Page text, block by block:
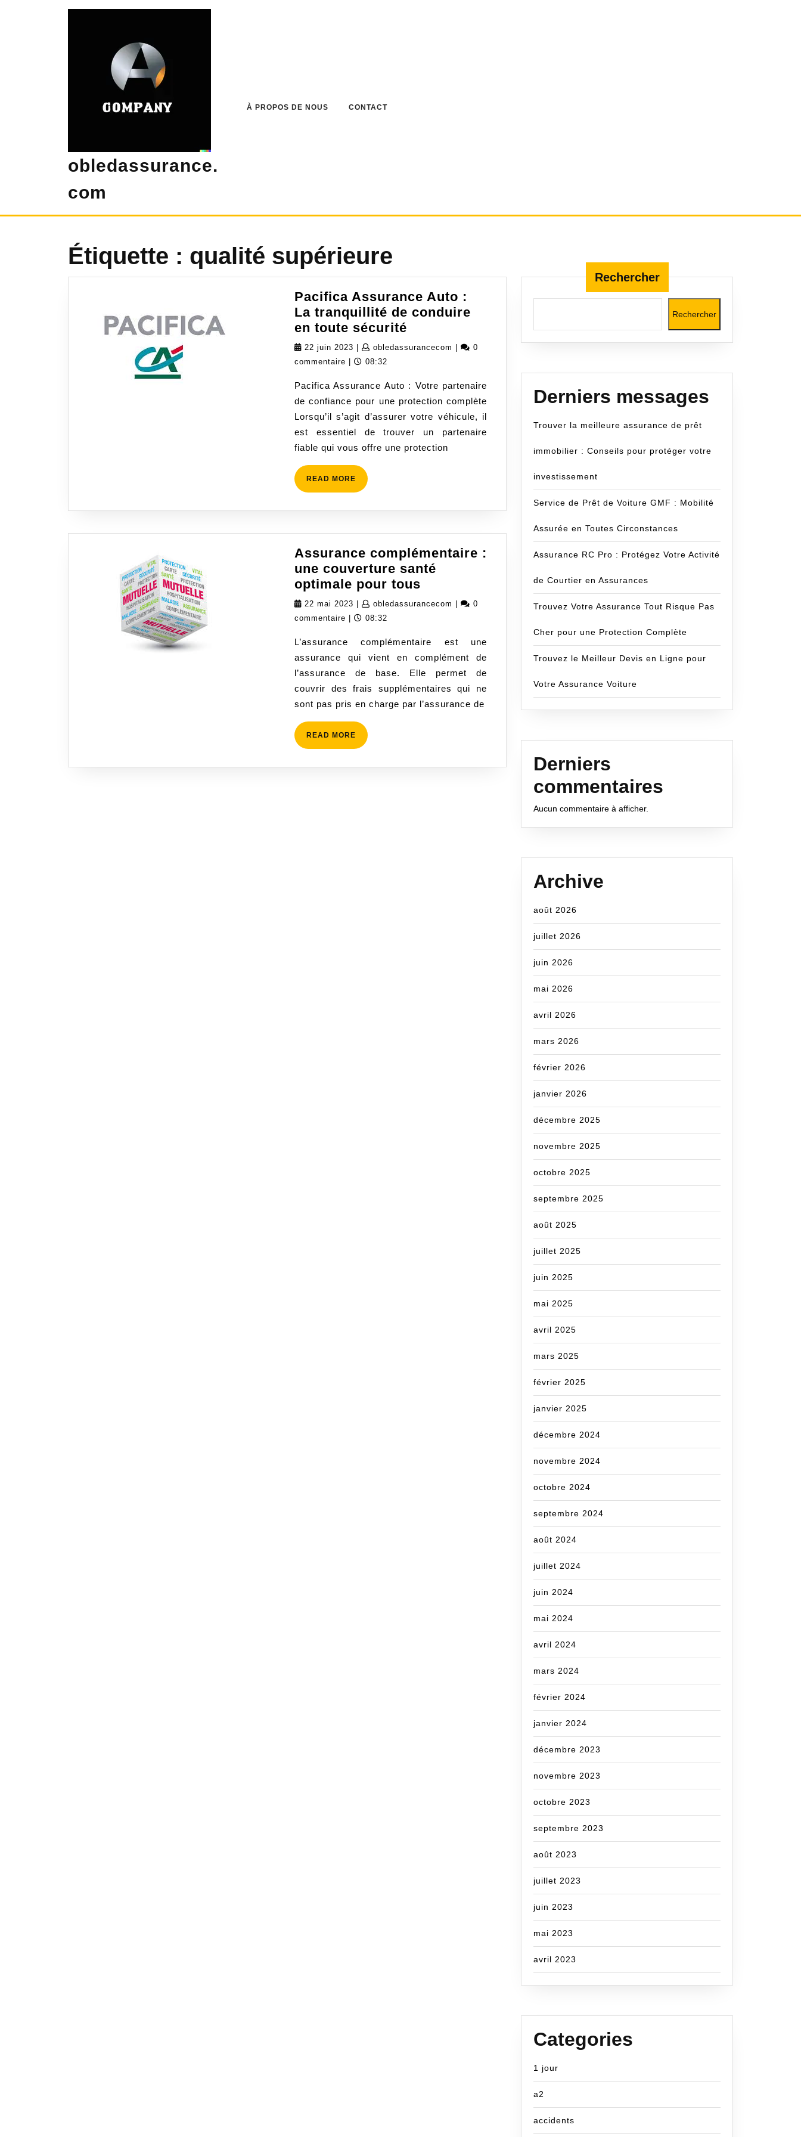
obledassurance.
com
À PROPOS DE NOUS CONTACT
Étiquette : qualité supérieure
Pacifica Assurance Auto :
La tranquillité de conduire
en toute sécurité
Assurance
La
tranquillité
de
conduire
en
22 juin 2023 22
juin
obledassurancecom obledassurancecom
0
commentaire
08:32
Pacifica Assurance Auto : Votre partenaire
de confiance pour une protection complète
Lorsqu’il s’agit d’assurer votre véhicule, il
est essentiel de trouver un partenaire
fiable qui vous offre une protection
READ MORE READ
MORE
Assurance complémentaire :
une couverture santé
optimale pour tous
complémentaire
couverture
santé
optimale
pour
tous
22 mai 2023 22
mai
obledassurancecom obledassurancecom
0
commentaire
08:32
L’assurance complémentaire est une
assurance qui vient en complément de
l’assurance de base. Elle permet de
couvrir des frais supplémentaires qui ne
sont pas pris en charge par l’assurance de
READ MORE READ
MORE
Rechercher
Rechercher
Derniers messages
Trouver la meilleure assurance de prêt
immobilier : Conseils pour protéger votre
investissement
Service de Prêt de Voiture GMF : Mobilité
Assurée en Toutes Circonstances
Assurance RC Pro : Protégez Votre Activité
de Courtier en Assurances
Trouvez Votre Assurance Tout Risque Pas
Cher pour une Protection Complète
Trouvez le Meilleur Devis en Ligne pour
Votre Assurance Voiture
Derniers
commentaires
Aucun commentaire à afficher.
Archive
août 2026
juillet 2026
juin 2026
mai 2026
avril 2026
mars 2026
février 2026
janvier 2026
décembre 2025
novembre 2025
octobre 2025
septembre 2025
août 2025
juillet 2025
juin 2025
mai 2025
avril 2025
mars 2025
février 2025
janvier 2025
décembre 2024
novembre 2024
octobre 2024
septembre 2024
août 2024
juillet 2024
juin 2024
mai 2024
avril 2024
mars 2024
février 2024
janvier 2024
décembre 2023
novembre 2023
octobre 2023
septembre 2023
août 2023
juillet 2023
juin 2023
mai 2023
avril 2023
Categories
1 jour
a2
accidents